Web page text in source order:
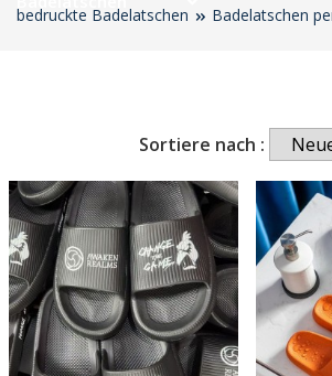
bedruckte Badelatschen Badelatschen
Sortiere nach :